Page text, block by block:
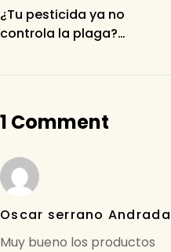
p
p
o
o
n
¿Tu pesticida ya no
controla la plaga?
1 Comment
Oscar serrano Andrada
Muy bueno los productos